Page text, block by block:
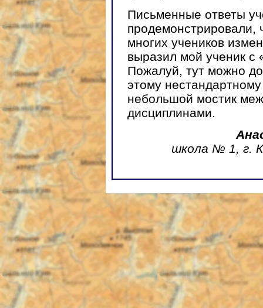
Письменные ответы
продемонстрировали,
многих учеников
выразил мой ученик с
Пожалуй, тут можно
этому
небольшой мостик
дисциплинами.
школа № 1, г.